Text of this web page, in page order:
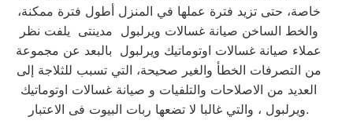
خاصة، حتى تزيد فترة عملها في المنزل أطول فترة ممكنة،
والخط الساخن صيانة غسالات ويرلبول مدينتى يلفت نظر
عملاء صيانة غسالات اوتوماتيك ويرلبول بالبعد عن مجموعة
من التصرفات الخطأ والغير صحيحة، التي تسبب للثلاجة إلى
العديد من الاصلاحات والتلفيات و صيانة غسالات اوتوماتيك
ويرلبول ، والتي غالبا لا تضعها ربات البيوت فى الاعتبار.